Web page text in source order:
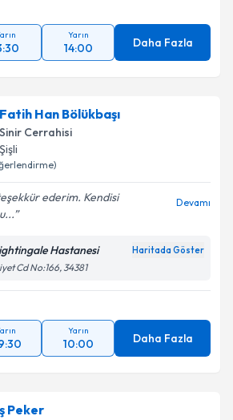
Yarın
14:00 Daha Fazla
Han Bölükbaşı
Cerrahisi
ederim. Kendisi
Devamı
Hastanesi Haritada Göster
Cd No:166, 34381
Yarın
10:00 Daha Fazla
Peker